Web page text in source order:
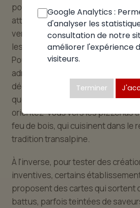
pour les pizzérias proposant des
attractifs. Pour un dîner en
vers une pizzeria proposant un
les goûts sont satisfaits, dans un
Pour un repas en amoureux,
adresse au cadre travaillé, avec
décoration accueillante en hiver.
quête de l'authenticité italienne
orientez-vous vers les pizzérias
feu de bois, qui cuisinent dans le
tradition transalpine.
À l'inverse, pour tester des
inventives, certains
proposent des cartes qui sortent
battus, parfois teintées de
Google Analytics :
d'analyser les
consultation de notre
améliorer l'expérience
visiteurs.
Terminer